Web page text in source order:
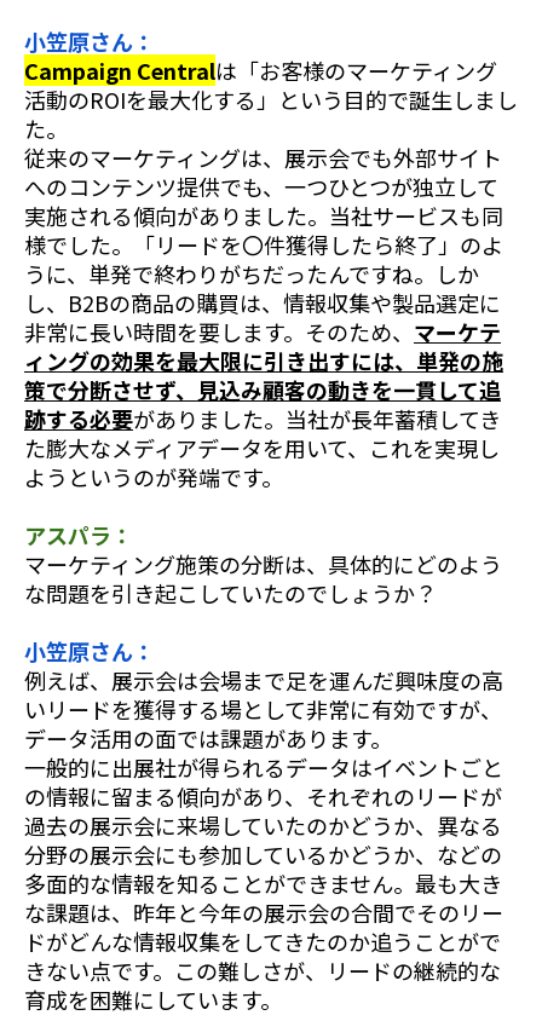
小笠原さん：
Campaign Centralは「お客様のマーケティング
活動のROIを最大化する」という目的で誕生しまし
た。
従来のマーケティングは、展示会でも外部サイト
へのコンテンツ提供でも、一つひとつが独立して
実施される傾向がありました。当社サービスも同
様でした。「リードを〇件獲得したら終了」のよ
うに、単発で終わりがちだったんですね。しか
し、B2Bの商品の購買は、情報収集や製品選定に
非常に長い時間を要します。そのため、 マーケテ
ィングの効果を最大限に引き出すには、単発の施
策で分断させず、見込み顧客の動きを一貫して追
跡する必要がありました。当社が長年蓄積してき
た膨大なメディアデータを用いて、これを実現し
ようというのが発端です。
アスパラ：
マーケティング施策の分断は、具体的にどのよう
な問題を引き起こしていたのでしょうか？
小笠原さん：
例えば、展示会は会場まで足を運んだ興味度の高
いリードを獲得する場として非常に有効ですが、
データ活用の面では課題があります。
一般的に出展社が得られるデータはイベントごと
の情報に留まる傾向があり、それぞれのリードが
過去の展示会に来場していたのかどうか、異なる
分野の展示会にも参加しているかどうか、などの
多面的な情報を知ることができません。最も大き
な課題は、昨年と今年の展示会の合間でそのリー
ドがどんな情報収集をしてきたのか追うことがで
きない点です。この難しさが、リードの継続的な
育成を困難にしています。